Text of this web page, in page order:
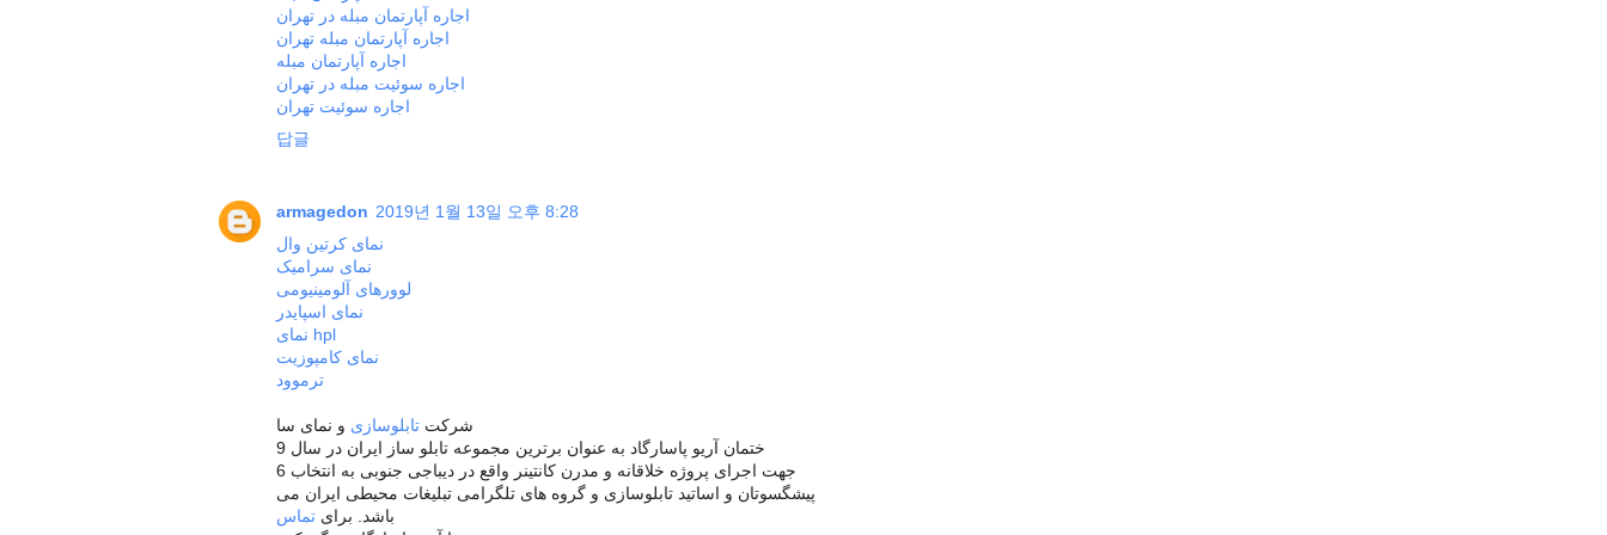
اجاره آپارتمان مبله در تهران
اجاره آپارتمان مبله تهران
اجاره آپارتمان مبله
اجاره سوئیت مبله در تهران
اجاره سوئیت تهران
답글
armagedon 2019년 1월 13일 오후 8:28
نمای کرتین وال
نمای سرامیک
لوورهای آلومینیومی
نمای اسپایدر
نمای hpl
نمای کامپوزیت
ترموود
شرکت تابلوسازی و نمای سا
ختمان آریو پاسارگاد به عنوان برترین مجموعه تابلو ساز ایران در سال 9
6 جهت اجرای پروژه خلاقانه و مدرن کانتینر واقع در دیباجی جنوبی به انتخاب
پیشگسوتان و اساتید تابلوسازی و گروه های تلگرامی تبلیغات محیطی ایران می
باشد. برای تماس